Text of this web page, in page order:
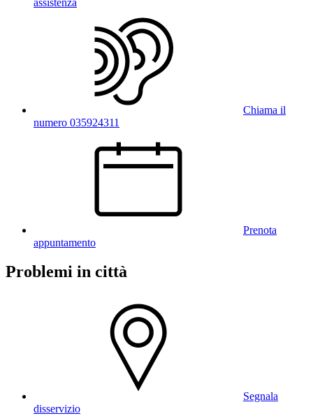
Chiama il
numero 035924311
Prenota
appuntamento
Problemi in città
Segnala
disservizio